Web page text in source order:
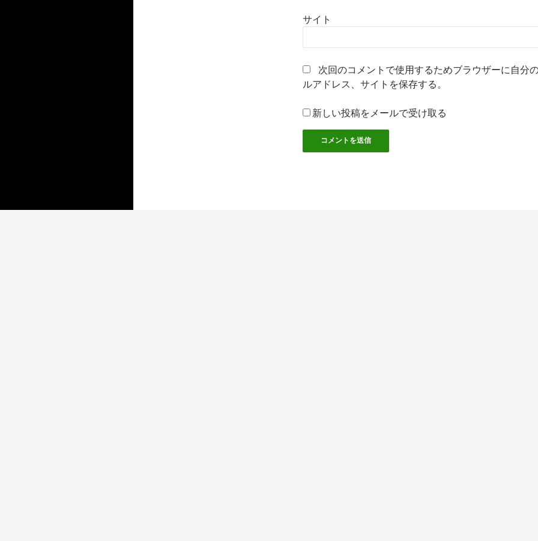
サイト
次回のコメントで使用するためブラウザーに自分
ルアドレス、サイトを保存する。
新しい投稿をメールで受け取る